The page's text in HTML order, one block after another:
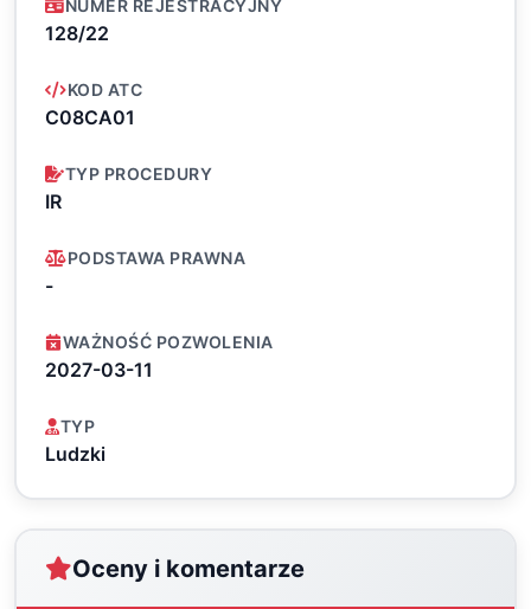
NUMER REJESTRACYJNY
128/22
KOD ATC
C08CA01
TYP PROCEDURY
IR
PODSTAWA PRAWNA
-
WAŻNOŚĆ POZWOLENIA
2027-03-11
TYP
Ludzki
Oceny i komentarze